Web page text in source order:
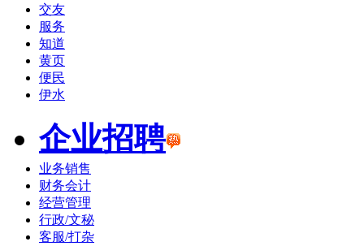
交友
服务
知道
黄页
便民
伊水
企业招聘
业务销售
财务会计
经营管理
行政/文秘
客服/打杂